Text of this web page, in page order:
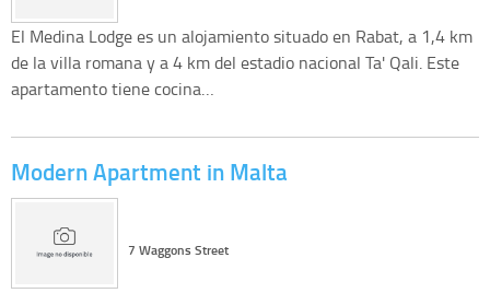
El Medina Lodge es un alojamiento situado en Rabat, a 1,4 km
de la villa romana y a 4 km del estadio nacional Ta' Qali. Este
apartamento tiene cocina…
Modern Apartment in Malta
7 Waggons Street